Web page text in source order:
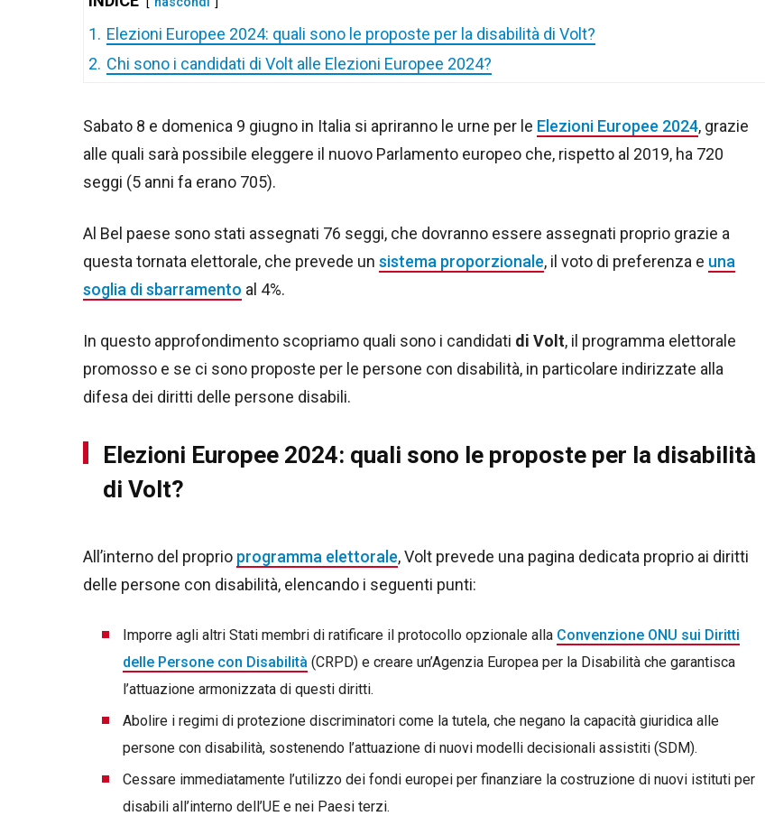
1. Elezioni Europee 2024: quali sono le proposte per la disabilità di Volt?
2. Chi sono i candidati di Volt alle Elezioni Europee 2024?
Sabato 8 e domenica 9 giugno in Italia si apriranno le urne per le Elezioni Europee 2024, grazie
alle quali sarà possibile eleggere il nuovo Parlamento europeo che, rispetto al 2019, ha 720
seggi (5 anni fa erano 705).
Al Bel paese sono stati assegnati 76 seggi, che dovranno essere assegnati proprio grazie a
questa tornata elettorale, che prevede un sistema proporzionale, il voto di preferenza e una
soglia di sbarramento al 4%.
In questo approfondimento scopriamo quali sono i candidati di Volt, il programma elettorale
promosso e se ci sono proposte per le persone con disabilità, in particolare indirizzate alla
difesa dei diritti delle persone disabili.
Elezioni Europee 2024: quali sono le proposte per la disabilità
di Volt?
All’interno del proprio programma elettorale, Volt prevede una pagina dedicata proprio ai diritti
delle persone con disabilità, elencando i seguenti punti:
Imporre agli altri Stati membri di ratificare il protocollo opzionale alla Convenzione ONU sui Diritti
delle Persone con Disabilità (CRPD) e creare un’Agenzia Europea per la Disabilità che garantisca
l’attuazione armonizzata di questi diritti.
Abolire i regimi di protezione discriminatori come la tutela, che negano la capacità giuridica alle
persone con disabilità, sostenendo l’attuazione di nuovi modelli decisionali assistiti (SDM).
Cessare immediatamente l’utilizzo dei fondi europei per finanziare la costruzione di nuovi istituti per
disabili all’interno dell’UE e nei Paesi terzi.